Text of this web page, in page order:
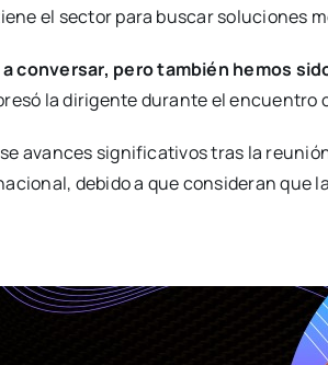
el sector para buscar soluciones
conversar, pero también hemos
la dirigente durante el
avances significativos tras la
debido a que consideran